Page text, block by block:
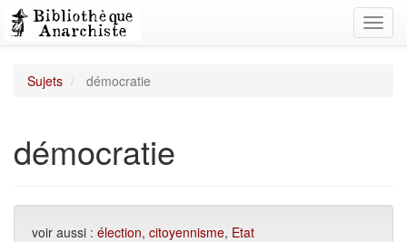
Sujets démocratie
démocratie
voir aussi : élection, citoyennisme, Etat